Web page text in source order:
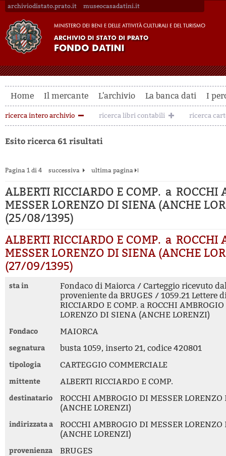
archiviodistato.prato.it museocasadatini.it
Home Il mercante L'archivio La banca dati I
ricerca intero archivio ricerca libri contabili ricerca
Esito ricerca 61 risultati
Pagina 1 di 4 successiva ultima pagina
ALBERTI RICCIARDO E COMP. a ROCCHI
MESSER LORENZO DI SIENA (ANCHE
(25/08/1395)
ALBERTI RICCIARDO E COMP. a ROCCHI
MESSER LORENZO DI SIENA (ANCHE
(27/09/1395)
sta in
Fondaco di Maiorca / Carteggio ricevuto
proveniente da BRUGES / 1059.21 Lettere
RICCIARDO E COMP. a ROCCHI
LORENZO DI SIENA (ANCHE LORENZI)
Fondaco
MAIORCA
segnatura
busta 1059, inserto 21, codice 420801
tipologia
CARTEGGIO COMMERCIALE
mittente
ALBERTI RICCIARDO E COMP.
destinatario
ROCCHI AMBROGIO DI MESSER
(ANCHE LORENZI)
indirizzata a
ROCCHI AMBROGIO DI MESSER
(ANCHE LORENZI)
provenienza
BRUGES